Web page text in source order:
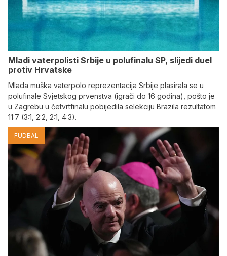
Mladi vaterpolisti Srbije u polufinalu SP, slijedi duel
protiv Hrvatske
Mlada muška vaterpolo reprezentacija Srbije plasirala se u
polufinale Svjetskog prvenstva (igrači do 16 godina), pošto je
u Zagrebu u četvrtfinalu pobijedila selekciju Brazila rezultatom
11:7 (3:1, 2:2, 2:1, 4:3).
FUDBAL